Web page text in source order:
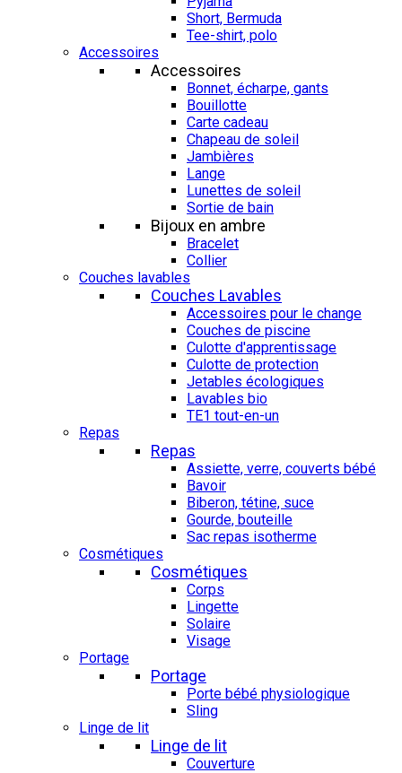
Short, Bermuda
Tee-shirt, polo
Accessoires
Accessoires
Bonnet, écharpe, gants
Bouillotte
Carte cadeau
Chapeau de soleil
Jambières
Lange
Lunettes de soleil
Sortie de bain
Bijoux en ambre
Bracelet
Collier
Couches lavables
Couches Lavables
Accessoires pour le change
Couches de piscine
Culotte d'apprentissage
Culotte de protection
Jetables écologiques
Lavables bio
TE1 tout-en-un
Repas
Repas
Assiette, verre, couverts bébé
Bavoir
Biberon, tétine, suce
Gourde, bouteille
Sac repas isotherme
Cosmétiques
Cosmétiques
Corps
Lingette
Solaire
Visage
Portage
Portage
Porte bébé physiologique
Sling
Linge de lit
Linge de lit
Couverture